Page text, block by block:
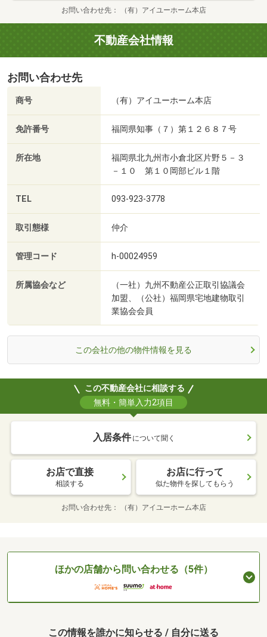
察署・交番）まで８９０ｍ／ロイヤルホスト三萩野店（そ
の他）まで３００ｍ
お問い合わせ先 （有）アイユーホーム本店
不動産会社情報
お問い合わせ先
商号 （有）アイユーホーム本店
免許番号 福岡県知事（７）第１２６８７号
所在地
福岡県北九州市小倉北区片野５－３
－１０ 第１０岡部ビル１階
TEL 093-923-3778
取引態様 仲介
管理コード h-00024959
所属協会など
（一社）九州不動産公正取引協議会
加盟、（公社）福岡県宅地建物取引
業協会会員
この会社の他の物件情報を見る
この不動産会社に相談する
無料・簡単入力2項目
入居条件 について聞く
お店で直接
相談する
お店に行って
似た物件を探してもらう
お問い合わせ先 （有）アイユーホーム本店
ほかの店舗から問い合わせる（5件）
この情報を誰かに知らせる / 自分に送る